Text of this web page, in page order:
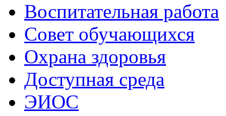
Воспитательная работа
Совет обучающихся
Охрана здоровья
Доступная среда
ЭИОС